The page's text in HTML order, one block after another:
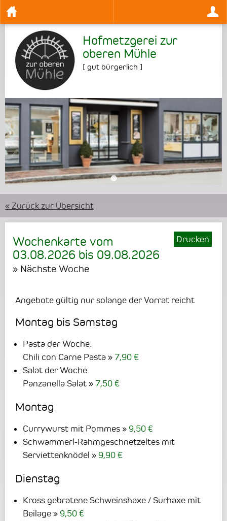
Hofmetzgerei zur
oberen Mühle
[ gut bürgerlich ]
•
« Zurück zur Übersicht
Drucken
Wochenkarte vom
03.08.2026 bis 09.08.2026
» Nächste Woche
Angebote gültig nur solange der Vorrat reicht
Montag bis Samstag
Pasta der Woche:
Chili con Carne Pasta
7,90 €
Salat der Woche
Panzanella Salat
7,50 €
Montag
Currywurst mit Pommes
9,50 €
Schwammerl-Rahmgeschnetzeltes mit
Serviettenknödel
9,90 €
Dienstag
Kross gebratene Schweinshaxe / Surhaxe mit
Beilage
9,50 €